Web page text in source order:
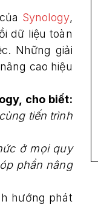
Synology,
dữ liệu toàn
Những giải
cao hiệu
cho biết:
tiến trình
ở mọi quy
phần nâng
hướng phát